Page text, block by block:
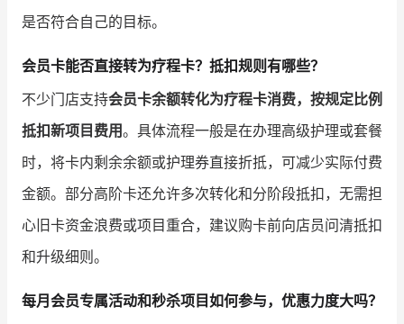
是否符合自己的目标。
会员卡能否直接转为疗程卡？抵扣规则有哪些？
不少门店支持会员卡余额转化为疗程卡消费，按规定比例
抵扣新项目费用。具体流程一般是在办理高级护理或套餐
时，将卡内剩余余额或护理券直接折抵，可减少实际付费
金额。部分高阶卡还允许多次转化和分阶段抵扣，无需担
心旧卡资金浪费或项目重合，建议购卡前向店员问清抵扣
和升级细则。
每月会员专属活动和秒杀项目如何参与，优惠力度大吗？